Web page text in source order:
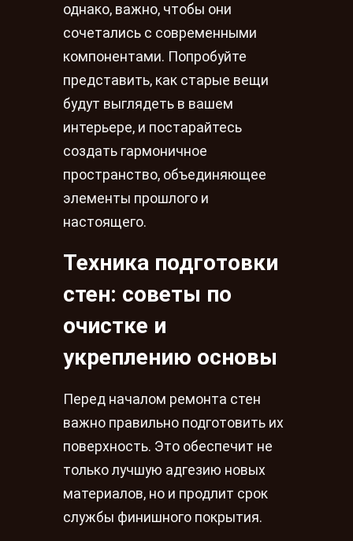
однако, важно, чтобы они
сочетались с современными
компонентами. Попробуйте
представить, как старые вещи
будут выглядеть в вашем
интерьере, и постарайтесь
создать гармоничное
пространство, объединяющее
элементы прошлого и
настоящего.
Техника подготовки
стен: советы по
очистке и
укреплению основы
Перед началом ремонта стен
важно правильно подготовить их
поверхность. Это обеспечит не
только лучшую адгезию новых
материалов, но и продлит срок
службы финишного покрытия.